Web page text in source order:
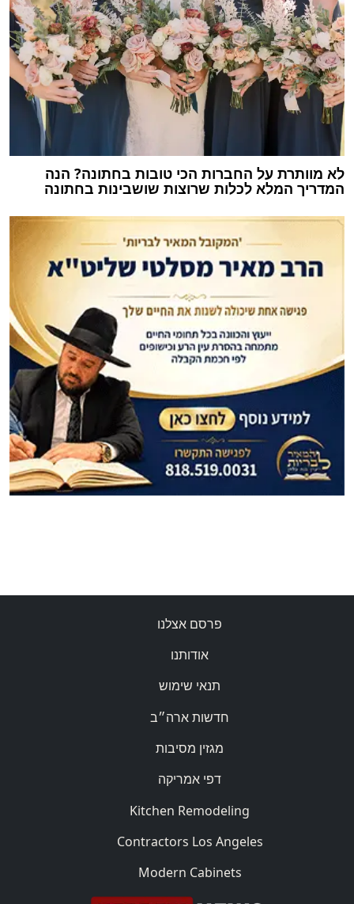
לא מוותרת על החברות הכי טובות בחתונה? הנה
המדריך המלא לכלות שרוצות שושבינות בחתונה
פרסם אצלנו
אודותנו
תנאי שימוש
חדשות ארה״ב
מגזין מסיבות
דפי אמריקה
Kitchen Remodeling
Contractors Los Angeles
Modern Cabinets